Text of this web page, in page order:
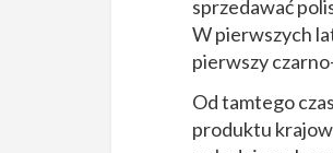
sprzedawać
W pierwszych
pierwszy
Od tamtego
produktu